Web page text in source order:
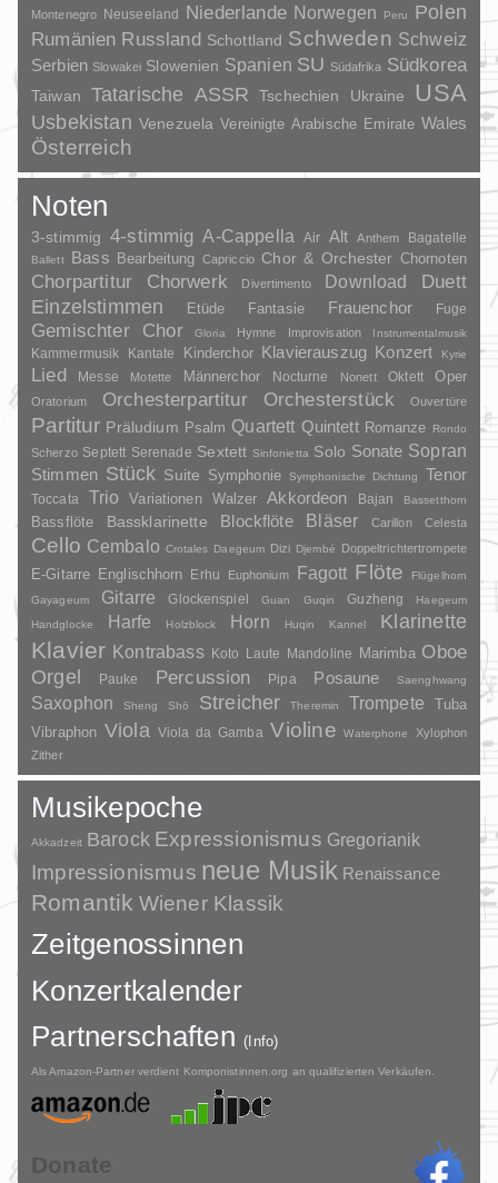
Montenegro Neuseeland Niederlande Norwegen Peru
Polen
Rumänien Russland Schottland Schweden Schweiz
Serbien Slowakei Slowenien Spanien SU Südafrika Südkorea
Taiwan Tatarische ASSR Tschechien Ukraine USA
Usbekistan Venezuela Vereinigte Arabische Emirate Wales
Österreich
Noten
3-stimmig 4-stimmig A-Cappella Air Alt Anthem Bagatelle
Ballett Bass Bearbeitung Capriccio Chor & Orchester Chornoten
Chorpartitur Chorwerk Divertimento Download
Duett
Einzelstimmen
Etüde Fantasie Frauenchor Fuge
Gemischter Chor Gloria Hymne Improvisation Instrumentalmusik
Kammermusik Kantate Kinderchor Klavierauszug Konzert Kyrie
Lied Messe Motette Männerchor Nocturne Nonett Oktett Oper
Oratorium Orchesterpartitur Orchesterstück Ouvertüre
Partitur Präludium Psalm Quartett Quintett Romanze Rondo
Scherzo Septett Serenade Sextett Sinfonietta Solo Sonate Sopran
Stimmen Stück Suite Symphonie Symphonische Dichtung Tenor
Toccata Trio Variationen Walzer Akkordeon Bajan Bassetthorn
Bassflöte Bassklarinette Blockflöte Bläser Carillon Celesta
Cello Cembalo Crotales Daegeum Dizi Djembé Doppeltrichtertrompete
E-Gitarre Englischhorn Erhu Euphonium Fagott Flöte
Flügelhorn
Gayageum
Gitarre Glockenspiel Guan Guqin Guzheng
Haegeum
Handglocke
Harfe Holzblock Horn Huqin Kannel Klarinette
Klavier Kontrabass Koto Laute Mandoline Marimba Oboe
Orgel Pauke Percussion Pipa Posaune Saenghwang
Saxophon Sheng Shō Streicher Theremin Trompete
Tuba
Vibraphon Viola Viola da Gamba Violine Waterphone
Xylophon
Zither
Musikepoche
Akkadzeit Barock Expressionismus Gregorianik
Impressionismus neue Musik Renaissance
Romantik Wiener Klassik
Zeitgenossinnen
Konzertkalender
Partnerschaften(Info)
Als Amazon-Partner verdient Komponistinnen.org an qualifizierten Verkäufen.
Donate